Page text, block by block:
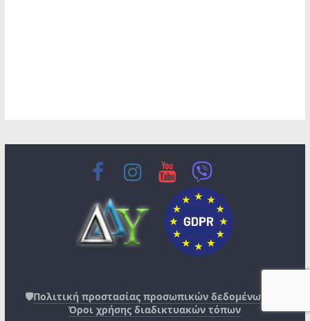
🛡️Πολιτική προστασίας προσωπικών δεδομένων
Όροι χρήσης διαδικτυακών τόπων